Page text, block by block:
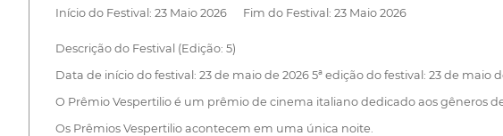
Início do Festival: 23 Maio 2026 Fim do Festival: 23 Maio 2026
Descrição do Festival (Edição: 5)
Data de início do festival: 23 de maio de 2026 5ª edição do festival: 23 de maio
O Prêmio Vespertilio é um prêmio de cinema italiano dedicado aos gêneros
Os Prêmios Vespertilio acontecem em uma única noite.